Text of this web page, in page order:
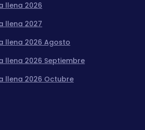
llena 2026
llena 2027
llena 2026 Agosto
llena 2026 Septiembre
llena 2026 Octubre